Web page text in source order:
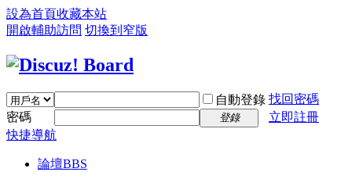
設為首頁收藏本站
開啟輔助訪問 切換到窄版
自動登錄 找回密碼
密碼
登錄
立即註冊
快捷導航
論壇BBS